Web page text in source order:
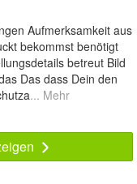
Aufmerksamkeit aus
bekommst benötigt
betreut Bild
Das dass Dein den
... Mehr